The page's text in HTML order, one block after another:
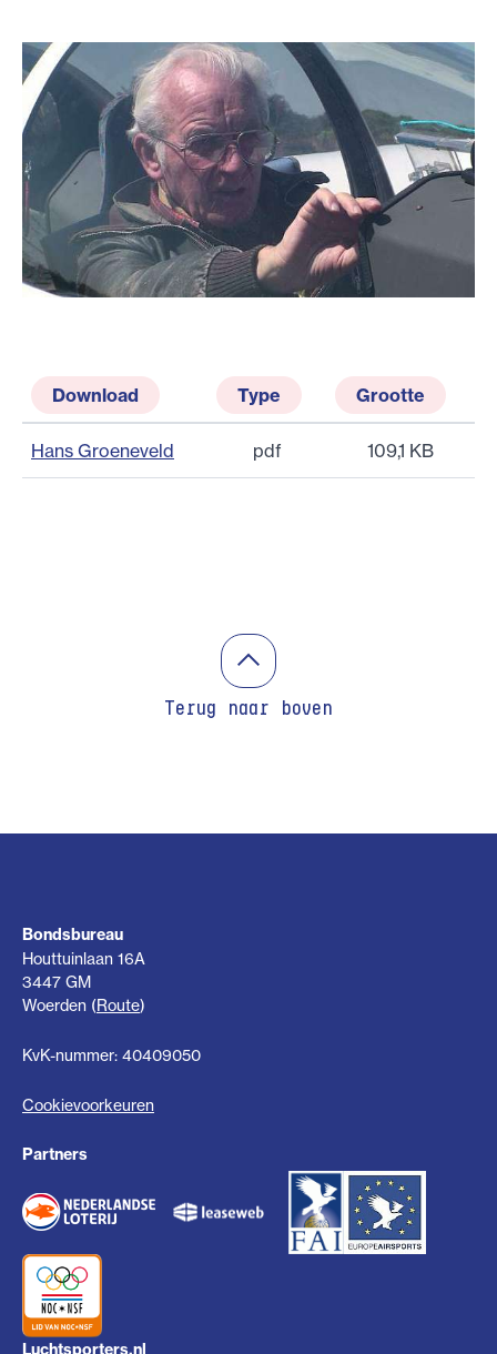
Download Type Grootte
Hans Groeneveld pdf 109,1 KB
Terug naar boven
Bondsbureau
Houttuinlaan 16A
3447 GM
Woerden (Route)
KvK-nummer: 40409050
Cookievoorkeuren
Partners
Luchtsporters.nl